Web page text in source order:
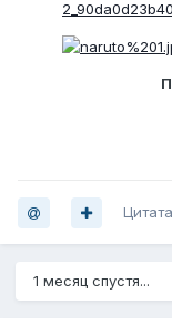
Цитата
1 месяц спустя...